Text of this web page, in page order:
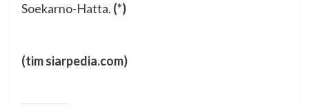
Soekarno-Hatta. (*)
(tim siarpedia.com)